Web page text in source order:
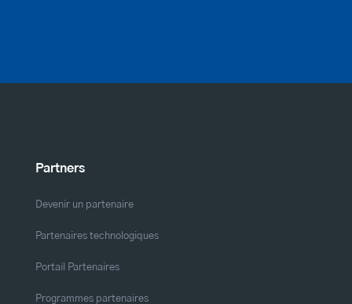
Partners
Devenir un partenaire
Partenaires technologiques
Portail Partenaires
Programmes partenaires